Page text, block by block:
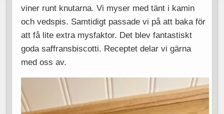
viner runt knutarna. Vi myser med tänt i kamin
och vedspis. Samtidigt passade vi på att baka för
att få lite extra mysfaktor. Det blev fantastiskt
goda saffransbiscotti. Receptet delar vi gärna
med oss av.